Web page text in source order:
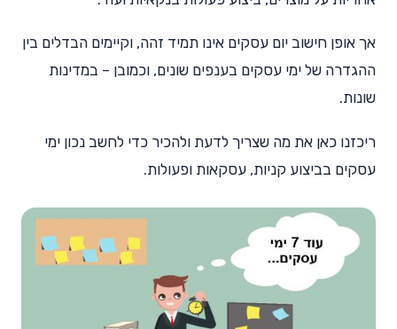
אך אופן חישוב יום עסקים אינו תמיד זהה, וקיימים הבדלים בין
ההגדרה של ימי עסקים בענפים שונים, וכמובן – במדינות
שונות.
ריכזנו כאן את מה שצריך לדעת ולהכיר כדי לחשב נכון ימי
עסקים בביצוע קניות, עסקאות ופעולות.